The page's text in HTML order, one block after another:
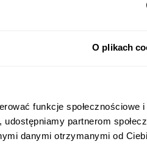
O plikach
funkcje społecznościowe i
partnerom
danymi otrzymanymi od